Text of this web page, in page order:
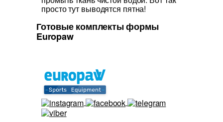
просто тут выводятся пятна!
Готовые комплекты формы
Europaw